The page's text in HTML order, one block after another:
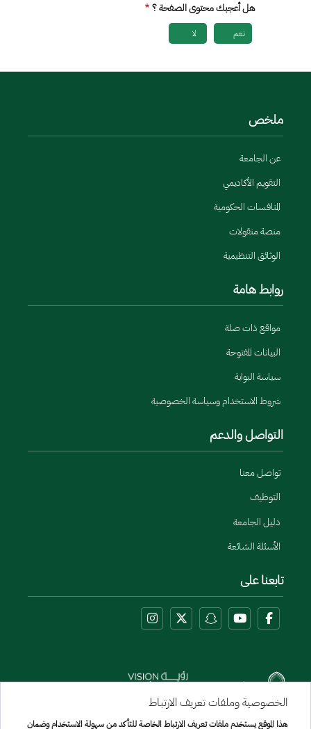
هل أعجبك محتوى الصفحة ؟
نعم لا
ملخص
عن الجامعة
التقويم الأكاديمي
المنافسات الحكومية
منصة منقولات
الوثائق التنظيمية
روابط هامة
مواقع ذات صلة
البيانات المفتوحة
سياسة البوابة
شروط الاستخدام وسياسة الخصوصية
التواصل والدعم
تواصل معنا
التوظيف
دليل الجامعة
الأسئلة الشائعة
تابعنا على
الخصوصية وملفات تعريف الارتباط
هذا الموقع يستخدم ملفات تعريف الارتباط الخاصة للتأكد من سهولة الاستخدام وضمان